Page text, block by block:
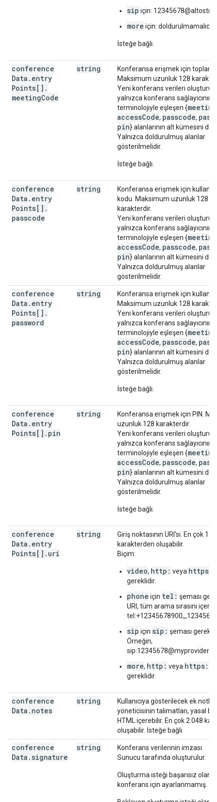
sip için:
more için: doldurulmamalıdır
İsteğe bağlı.
conference
Data . entry
Points[] .
meetingCode
string
Konferansa erişmek için toplantı
Maksimum uzunluk 128
Yeni konferans verileri
yalnızca konferans sağlayıcının
terminolojiyle eşleşen {
accessCode, passcode,
pin} alanlarının alt kümesini
Yalnızca doldurulmuş alanlar
gösterilmelidir.
İsteğe bağlı.
conference
Data . entry
Points[] .
passcode
string
Konferansa erişmek için
kodu. Maksimum uzunluk 128
karakterdir.
Yeni konferans verileri
yalnızca konferans sağlayıcının
terminolojiyle eşleşen {
accessCode, passcode,
pin} alanlarının alt kümesini
Yalnızca doldurulmuş alanlar
gösterilmelidir.
conference
Data . entry
Points[] .
password
string
Konferansa erişmek için
Maksimum uzunluk 128
Yeni konferans verileri
yalnızca konferans sağlayıcının
terminolojiyle eşleşen {
accessCode, passcode,
pin} alanlarının alt kümesini
Yalnızca doldurulmuş alanlar
gösterilmelidir.
İsteğe bağlı.
conference
Data . entry
Points[] . pin
string
Konferansa erişmek için PIN.
uzunluk 128 karakterdir.
Yeni konferans verileri
yalnızca konferans sağlayıcının
terminolojiyle eşleşen {
accessCode, passcode,
pin} alanlarının alt kümesini
Yalnızca doldurulmuş alanlar
gösterilmelidir.
İsteğe bağlı.
conference
Data . entry
Points[] . uri
string
Giriş noktasının URI'si. En çok
karakterden oluşabilir.
Biçim:
video, http: veya https:
gereklidir.
phone için tel: şeması
URI, tüm arama sırasını
sip için sip: şeması
Örneğin,
more, http: veya https:
gereklidir.
conference
Data . notes
string
Kullanıcıya gösterilecek ek
yöneticisinin talimatları, yasal
HTML içerebilir. En çok 2.048
oluşabilir. İsteğe bağlı.
conference
Data . signature
string
Konferans verilerinin imzası.
Sunucu tarafında oluşturulur.
Oluşturma isteği başarısız olan
konferans için ayarlanmamış.